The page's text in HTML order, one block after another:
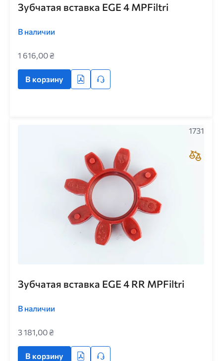
Зубчатая вставка EGE 4 MPFiltri
В наличии
1 616,00 ₴
В корзину
Зубчатая вставка EGE 4 RR MPFiltri
В наличии
3 181,00 ₴
В корзину
1731